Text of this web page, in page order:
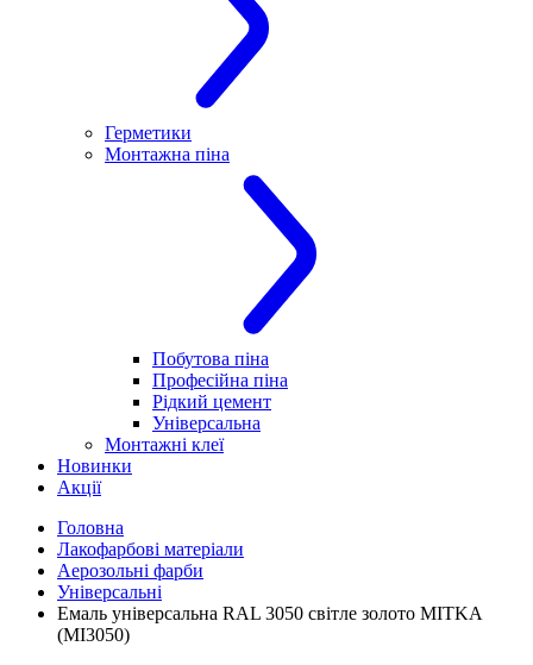
Герметики
Монтажна піна
Побутова піна
Професійна піна
Рідкий цемент
Універсальна
Монтажні клеї
Новинки
Акції
Головна
Лакофарбові матеріали
Аерозольні фарби
Універсальні
Емаль універсальна RAL 3050 світле золото MITKA
(MI3050)